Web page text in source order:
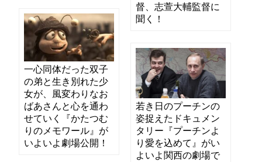
督、志萱大輔監督に
聞く！
一心同体だった双子
の弟と生き別れた少
女が、風変わりなお
ばあさんと心を通わ
せていく『かたつむ
りのメモワール』が
いよいよ劇場公開！
若き日のプーチンの
姿捉えたドキュメン
タリー『プーチンよ
り愛を込めて』がい
よいよ関西の劇場で